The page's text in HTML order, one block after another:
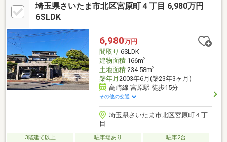
埼玉県さいたま市北区宮原町４丁目 6,980万円
6SLDK
6,980万円
間取り 6SLDK
建物面積166m2
土地面積234.58m2
築年月 2003年6月(築23年3ヶ月)
高崎線 宮原駅 徒歩15分
その他の交通
埼玉県さいたま市北区宮原町４丁
目
3階建て以上 駐車場あり
駐車2台